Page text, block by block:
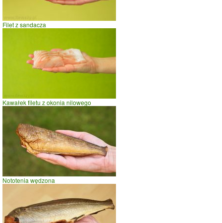
Filet z sandacza
Kawałek filetu z okonia nilowego
Nototenia wędzona